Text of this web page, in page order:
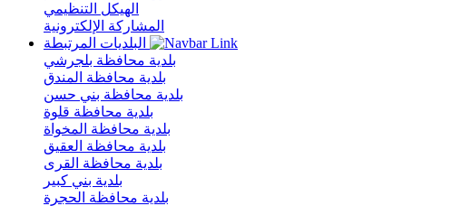
الهيكل التنظيمي
المشاركة الإلكترونية
بلدية محافظة بلجرشي
بلدية محافظة المندق
بلدية محافظة بني حسن
بلدية محافظة قلوة
بلدية محافظة المخواة
بلدية محافظة العقيق
بلدية محافظة القرى
بلدية بني كبير
بلدية محافظة الحجرة